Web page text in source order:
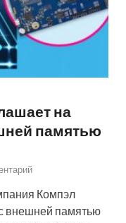
на
памятью
Компэл
внешней памятью